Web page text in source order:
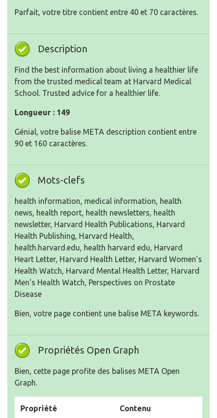
Parfait, votre titre contient entre 40 et 70 caractères.
Description
Find the best information about living a healthier life
from the trusted medical team at Harvard Medical
School. Trusted advice for a healthier life.
Longueur : 149
Génial, votre balise META description contient entre
90 et 160 caractères.
Mots-clefs
health information, medical information, health
news, health report, health newsletters, health
newsletter, Harvard Health Publications, Harvard
Health Publishing, Harvard Health,
health.harvard.edu, health harvard edu, Harvard
Heart Letter, Harvard Health Letter, Harvard Women's
Health Watch, Harvard Mental Health Letter, Harvard
Men's Health Watch, Perspectives on Prostate
Disease
Bien, votre page contient une balise META keywords.
Propriétés Open Graph
Bien, cette page profite des balises META Open
Graph.
Propriété Contenu